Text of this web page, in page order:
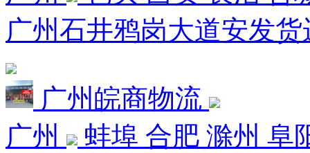
广州石井鸦岗大道安发
广州皖商物流
广州
蚌埠 合肥 滁州 阜